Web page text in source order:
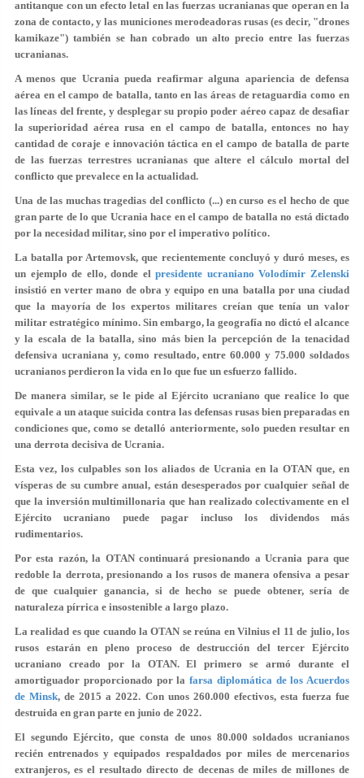
antitanque con un efecto letal en las fuerzas ucranianas que operan en la
zona de contacto, y las municiones merodeadoras rusas (es decir, "drones
kamikaze") también se han cobrado un alto precio entre las fuerzas
ucranianas.
A menos que Ucrania pueda reafirmar alguna apariencia de defensa
aérea en el campo de batalla, tanto en las áreas de retaguardia como en
las líneas del frente, y desplegar su propio poder aéreo capaz de desafiar
la superioridad aérea rusa en el campo de batalla, entonces no hay
cantidad de coraje e innovación táctica en el campo de batalla de parte
de las fuerzas terrestres ucranianas que altere el cálculo mortal del
conflicto que prevalece en la actualidad.
Una de las muchas tragedias del conflicto (...) en curso es el hecho de que
gran parte de lo que Ucrania hace en el campo de batalla no está dictado
por la necesidad militar, sino por el imperativo político.
La batalla por Artemovsk, que recientemente concluyó y duró meses, es
un ejemplo de ello, donde elpresidente ucraniano Volodímir Zelenski
insistió en verter mano de obra y equipo en una batalla por una ciudad
que la mayoría de los expertos militares creían que tenía un valor
militar estratégico mínimo. Sin embargo, la geografía no dictó el alcance
y la escala de la batalla, sino más bien la percepción de la tenacidad
defensiva ucraniana y, como resultado, entre 60.000 y 75.000 soldados
ucranianos perdieron la vida en lo que fue un esfuerzo fallido.
De manera similar, se le pide al Ejército ucraniano que realice lo que
equivale a un ataque suicida contra las defensas rusas bien preparadas en
condiciones que, como se detalló anteriormente, solo pueden resultar en
una derrota decisiva de Ucrania.
Esta vez, los culpables son los aliados de Ucrania en la OTAN que, en
vísperas de su cumbre anual, están desesperados por cualquier señal de
que la inversión multimillonaria que han realizado colectivamente en el
Ejército ucraniano puede pagar incluso los dividendos más
rudimentarios.
Por esta razón, la OTAN continuará presionando a Ucrania para que
redoble la derrota, presionando a los rusos de manera ofensiva a pesar
de que cualquier ganancia, si de hecho se puede obtener, sería de
naturaleza pírrica e insostenible a largo plazo.
La realidad es que cuando la OTAN se reúna en Vilnius el 11 de julio, los
rusos estarán en pleno proceso de destrucción del tercer Ejército
ucraniano creado por la OTAN. El primero se armó durante el
amortiguador proporcionado por la farsa diplomática de los Acuerdos
de Minsk, de 2015 a 2022. Con unos 260.000 efectivos, esta fuerza fue
destruida en gran parte en junio de 2022.
El segundo Ejército, que consta de unos 80.000 soldados ucranianos
recién entrenados y equipados respaldados por miles de mercenarios
extranjeros, es el resultado directo de decenas de miles de millones de